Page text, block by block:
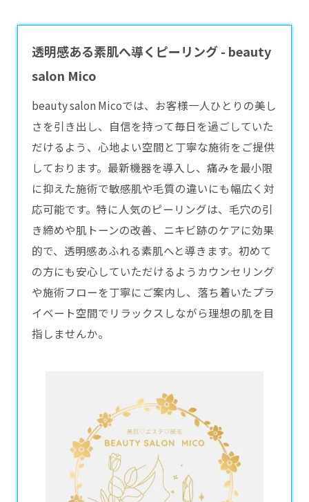
透明感ある素肌へ導くピーリング - beauty
salon Mico
beauty salon Micoでは、お客様一人ひとりの美し
さを引き出し、自信を持って毎日を過ごしていた
だけるよう、心地よい空間と丁寧な施術をご提供
しております。最新機器を導入し、痛みを最小限
に抑えた施術で敏感肌や毛質の違いにも幅広く対
応可能です。特に人気のピーリングは、毛穴の引
き締めや肌トーンの改善、ニキビ跡のケアに効果
的で、透明感あふれる素肌へと導きます。初めて
の方にも安心していただけるようカウンセリング
や施術フローを丁寧にご案内し、落ち着いたプラ
イベート空間でリラックスしながら理想の肌を目
指しませんか。